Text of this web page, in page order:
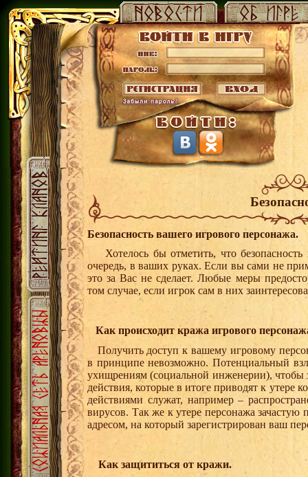
Безопасность вашего игрового персонажа.
Хотелось бы отметить, что
очередь, в ваших руках. Если вы сами не
это за Вас не сделает. Любые меры
том случае, если игрок сам в них
Как происходит кража игрового
Получить доступ к вашему игровому
в принципе невозможно. Потенциальный
ухищрениям (социальной инженерии), чтобы
действия, которые в итоге приводят к утере
действиями служат, например –
вирусов. Так же к утере персонажа зачастую
адресом, на который зарегистрирован ваш
Как защититься от кражи.